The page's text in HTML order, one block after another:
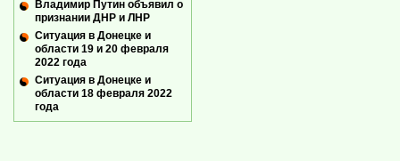
Владимир Путин объявил о
признании ДНР и ЛНР
Ситуация в Донецке и
области 19 и 20 февраля
2022 года
Ситуация в Донецке и
области 18 февраля 2022
года